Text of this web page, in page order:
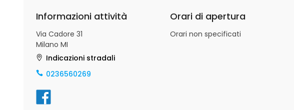
Informazioni attività
Via Cadore 31
Milano MI
Indicazioni stradali
0236560269
Orari di apertura
Orari non specificati